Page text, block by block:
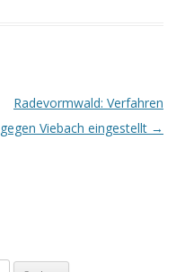
Radevormwald: Verfahren
gegen Viebach eingestellt →